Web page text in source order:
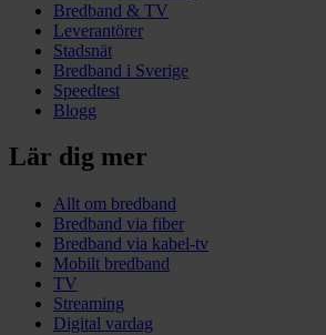
Bredband & TV
Leverantörer
Stadsnät
Bredband i Sverige
Speedtest
Blogg
Lär dig mer
Allt om bredband
Bredband via fiber
Bredband via kabel-tv
Mobilt bredband
TV
Streaming
Digital vardag